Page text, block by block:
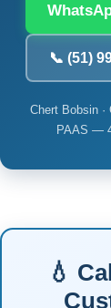
📞 (51)
Chert Bobsin ·
PAAS —
💧